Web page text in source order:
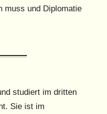
muss und Diplomatie
studiert im dritten
Sie ist im